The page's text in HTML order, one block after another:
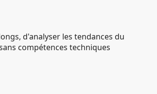
d'analyser les tendances du
compétences techniques